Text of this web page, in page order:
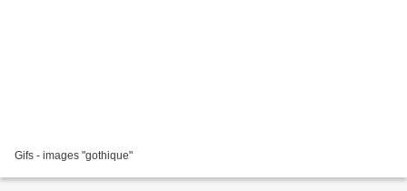
Gifs - images "gothique"